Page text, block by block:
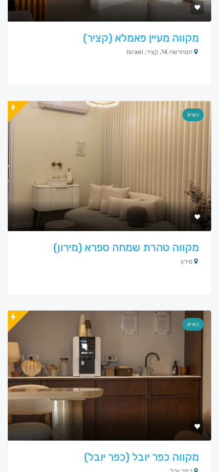
מקווה מעיין פאמלא (קציר)
המחרשה 14, קציר, Israel
נשים
מקווה טהרת שמחה ספרא (מירון)
מירון
נשים
מקווה כפר יובל (כפר יובל)